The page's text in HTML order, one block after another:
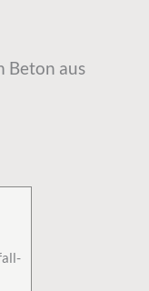
Beton aus